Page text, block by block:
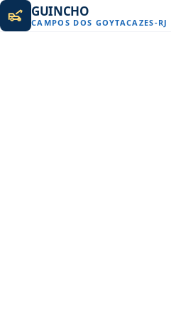
GUINCHO
CAMPOS DOS GOYTACAZES-RJ